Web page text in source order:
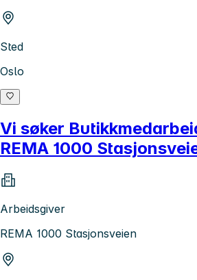
Sted
Oslo
Vi søker
REMA 1000
Arbeidsgiver
REMA 1000 Stasjonsveien